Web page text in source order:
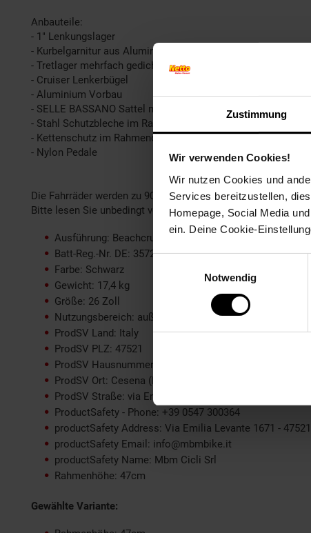
Zustimmung
Wir verwenden Cookies!
Wir nutzen Cookies und
Services bereitzustellen,
Homepage, Social Media
ein. Deine Cookie-
Einwilligungsauswahl
Notwendig
Anbauteile:
- 1" Lenkungslager
- Kurbelgarnitur aus Aluminium
- Tretlager mehrfach gedichtet
- Cruiser Lenkerbügel
- Aluminium Vorbau
- SELLE BASSANO Sattel mit bequemer Federung in Braun
- Stahl Schutzbleche im Rahmendesign
- Kettenschutz im Rahmendesign
- Nylon Pedale
Die Fahrräder werden zu 90% fertig montiert geliefert, eine
Bitte lesen Sie unbedingt vorher die Bedienungsanleitung.
Ausführung: Beachcruiser
Batt-Reg.-Nr. DE: 35726610
Farbe: Schwarz
Gewicht: 17,4 kg
Größe: 26 Zoll
Nutzungsbereich: außerhalb der StVZO
ProdSV Land: Italy
ProdSV PLZ: 47521
ProdSV Hausnummer: 1671/73/75
ProdSV Ort: Cesena (FC)
ProdSV Straße: via Emilia Levante
ProductSafety - Phone: +39 0547 300364
productSafety Address: Via Emilia Levante 1671 -
productSafety Email: info@mbmbike.it
productSafety Name: Mbm Cicli Srl
Rahmenhöhe: 47cm
Gewählte Variante: